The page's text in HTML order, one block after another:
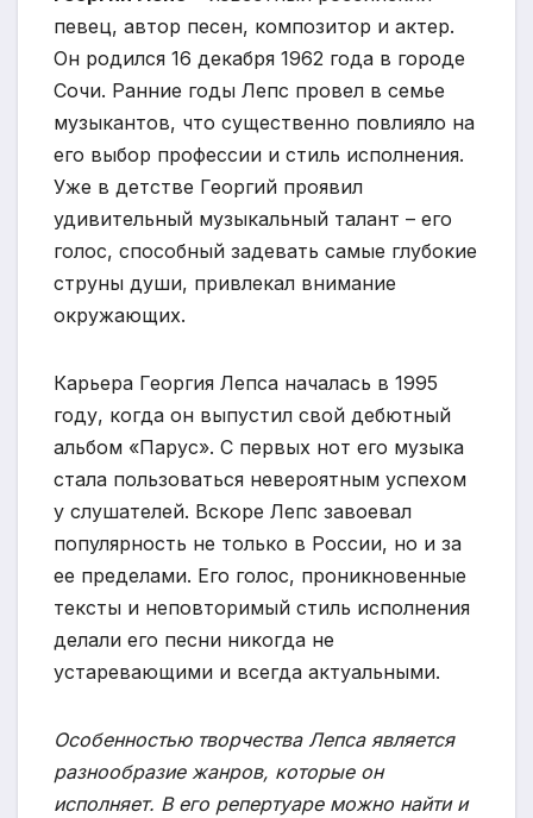
певец, автор песен, композитор и актер.
Он родился 16 декабря 1962 года в городе
Сочи. Ранние годы Лепс провел в семье
музыкантов, что существенно повлияло на
его выбор профессии и стиль исполнения.
Уже в детстве Георгий проявил
удивительный музыкальный талант – его
голос, способный задевать самые глубокие
струны души, привлекал внимание
окружающих.
Карьера Георгия Лепса началась в 1995
году, когда он выпустил свой дебютный
альбом «Парус». С первых нот его музыка
стала пользоваться невероятным успехом
у слушателей. Вскоре Лепс завоевал
популярность не только в России, но и за
ее пределами. Его голос, проникновенные
тексты и неповторимый стиль исполнения
делали его песни никогда не
устаревающими и всегда актуальными.
Особенностью творчества Лепса является
разнообразие жанров, которые он
исполняет. В его репертуаре можно найти и